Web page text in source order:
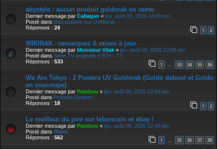
abystyle : aucun produit goldorak en vente
Dernier message par Callagan « jeu. août 06, 2026 14:09 pm
Posté dans Discussions sur Goldorak
Réponses : 24 1 2
WIKIRAK : remarques & mises à jour
Dernier message par Monsieur Vilak « jeu. août 06, 2026 13:06 pm
Posté dans Série TV originelle (1975 - 77)
Réponses : 533 1 … 33 34 35 36
We Are Tokyo : 2 Posters UV Goldorak (Goldo debout et Goldo
en soucoupe)
Dernier message par Pambou « jeu. août 06, 2026 12:59 pm
Posté dans Produits Derives
Réponses : 18 1 2
Le meilleur du pire sur leboncoin et ebay !
Dernier message par Pambou « jeu. août 06, 2026 12:49 pm
Posté dans Blabla
Réponses : 562 1 35 36 37 38